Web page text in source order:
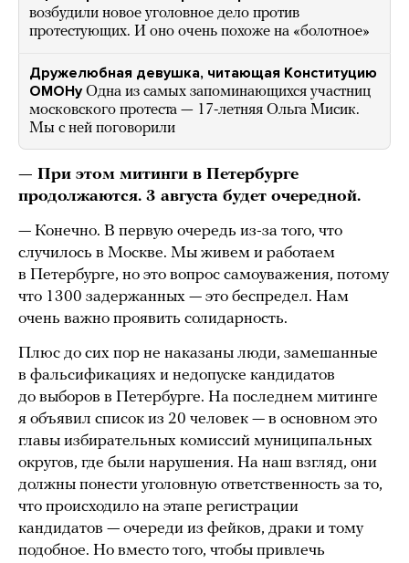
возбудили новое уголовное дело против
протестующих. И оно очень похоже на «болотное»
Дружелюбная девушка, читающая Конституцию
ОМОНу Одна из самых запоминающихся участниц
московского протеста — 17-летняя Ольга Мисик.
Мы с ней поговорили
— При этом митинги в Петербурге
продолжаются. 3 августа будет очередной.
— Конечно. В первую очередь из-за того, что
случилось в Москве. Мы живем и работаем
в Петербурге, но это вопрос самоуважения, потому
что 1300 задержанных — это беспредел. Нам
очень важно проявить солидарность.
Плюс до сих пор не наказаны люди, замешанные
в фальсификациях и недопуске кандидатов
до выборов в Петербурге. На последнем митинге
я объявил список из 20 человек — в основном это
главы избирательных комиссий муниципальных
округов, где были нарушения. На наш взгляд, они
должны понести уголовную ответственность за то,
что происходило на этапе регистрации
кандидатов — очереди из фейков, драки и тому
подобное. Но вместо того, чтобы привлечь